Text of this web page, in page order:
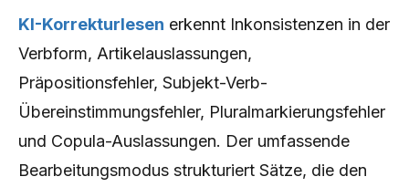
KI-Korrekturlesen erkennt Inkonsistenzen in der
Verbform, Artikelauslassungen,
Präpositionsfehler, Subjekt-Verb-
Übereinstimmungsfehler, Pluralmarkierungsfehler
und Copula-Auslassungen. Der umfassende
Bearbeitungsmodus strukturiert Sätze, die den